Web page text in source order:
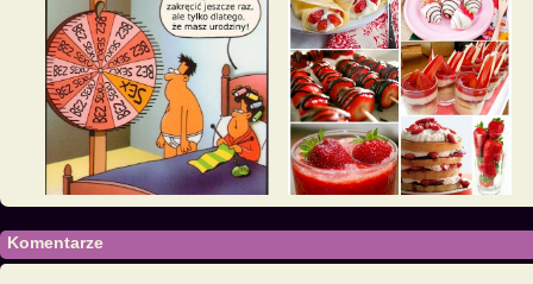
Komentarze